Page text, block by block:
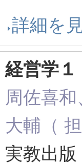
詳細を
経営学
周佐喜
大輔（
実教出